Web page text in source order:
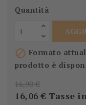
Quantità
 Formato
prodotto è
16,90 €
16,06 € Tasse